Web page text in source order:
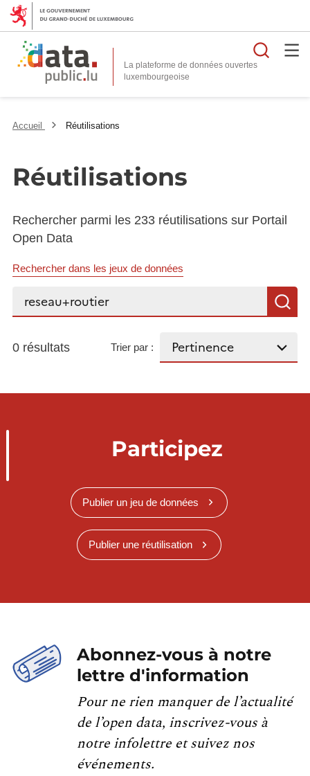
La plateforme de données ouvertes
Accueil Réutilisations
Réutilisations
Rechercher parmi les 233 réutilisations sur Portail
Open Data
Rechercher dans les jeux de données
0 résultats Trier par :
Participez
Publier un jeu de données
Publier une réutilisation
Abonnez-vous à notre
lettre d'information
Pour ne rien manquer de l’actualité
de l’open data, inscrivez-vous à
notre infolettre et suivez nos
événements.